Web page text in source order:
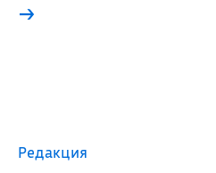
→
Редакция